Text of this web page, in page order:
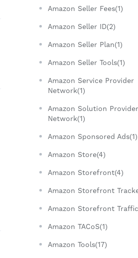
Amazon Seller Fees(1)
Amazon Seller ID(2)
Amazon Seller Plan(1)
Amazon Seller Tools(1)
Amazon Service Provider
Network(1)
Amazon Solution Provider
Network(1)
Amazon Sponsored Ads(1)
Amazon Store(4)
Amazon Storefront(4)
Amazon Storefront
Amazon Storefront
Amazon TACoS(1)
Amazon Tools(17)